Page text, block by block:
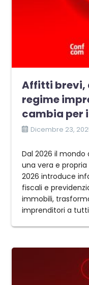
Affitti brevi,
regime
cambia per
Dicembre 23,
Dal 2026 il
una vera e propria
2026 introduce
fiscali e
immobili,
imprenditori a